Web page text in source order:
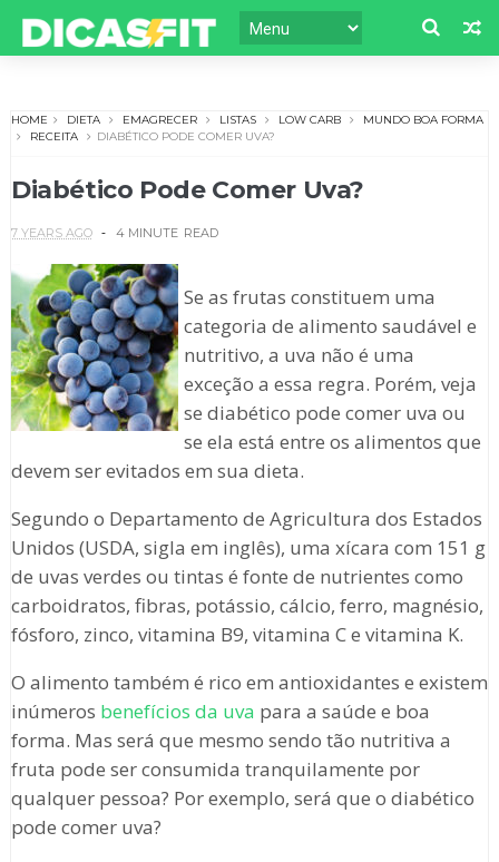
HOME DIETA EMAGRECER LISTAS LOW CARB
MUNDO BOA FORMA
RECEITA
DIABÉTICO PODE COMER UVA?
Diabético Pode Comer Uva?
7 YEARS AGO 4 MINUTE READ
Se as frutas constituem uma
categoria de alimento saudável e
nutritivo, a uva não é uma
exceção a essa regra. Porém, veja
se diabético pode comer uva ou
se ela está entre os alimentos que
devem ser evitados em sua dieta.
Segundo o Departamento de Agricultura dos Estados
Unidos (USDA, sigla em inglês), uma xícara com 151 g
de uvas verdes ou tintas é fonte de nutrientes como
carboidratos, fibras, potássio, cálcio, ferro, magnésio,
fósforo, zinco, vitamina B9, vitamina C e vitamina K.
O alimento também é rico em antioxidantes e existem
inúmeros benefícios da uva para a saúde e boa
forma. Mas será que mesmo sendo tão nutritiva a
fruta pode ser consumida tranquilamente por
qualquer pessoa? Por exemplo, será que o diabético
pode comer uva?